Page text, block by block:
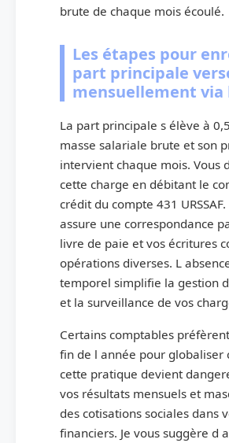
brute de chaque mois écoulé.
Les étapes pour
part principale
mensuellement via
La part principale s élève à
masse salariale brute et son
intervient chaque mois. Vous
cette charge en débitant le
crédit du compte 431
assure une correspondance
livre de paie et vos écritures
opérations diverses. L
temporel simplifie la gestion
et la surveillance de vos
Certains comptables
fin de l année pour globaliser
cette pratique devient
vos résultats mensuels et
des cotisations sociales dans
financiers. Je vous suggère d